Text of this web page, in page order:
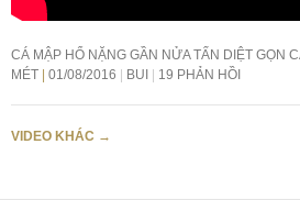
CÁ MẬP HỔ NẶNG GẦN NỬA TẤN DIỆT GỌN
MÉT
01/08/2016 BUI 19 PHẢN HỒI
VIDEO KHÁC →